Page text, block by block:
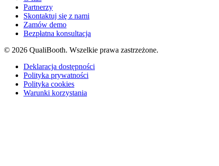
Partnerzy
Skontaktuj się z nami
Zamów demo
Bezpłatna konsultacja
© 2026 QualiBooth. Wszelkie prawa zastrzeżone.
Deklaracja dostępności
Polityka prywatności
Polityka cookies
Warunki korzystania